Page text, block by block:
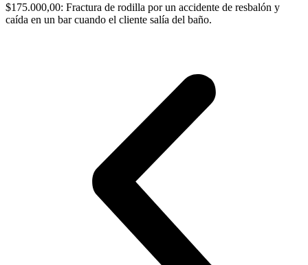
$175.000,00: Fractura de rodilla por un accidente de resbalón y
caída en un bar cuando el cliente salía del baño.